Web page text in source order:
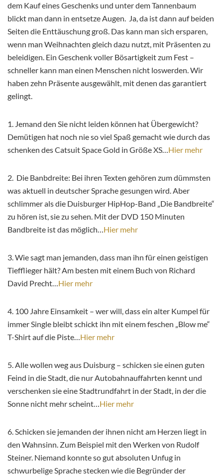
dem Kauf eines Geschenks und unter dem Tannenbaum
blickt man dann in entsetze Augen. Ja, da ist dann auf beiden
Seiten die Enttäuschung groß. Das kann man sich ersparen,
wenn man Weihnachten gleich dazu nutzt, mit Präsenten zu
beleidigen. Ein Geschenk voller Bösartigkeit zum Fest –
schneller kann man einen Menschen nicht loswerden. Wir
haben zehn Präsente ausgewählt, mit denen das garantiert
gelingt.
1. Jemand den Sie nicht leiden können hat Übergewicht?
Demütigen hat noch nie so viel Spaß gemacht wie durch das
schenken des Catsuit Space Gold in Größe XS…Hier mehr
2. Die Banbdreite: Bei ihren Texten gehören zum dümmsten
was aktuell in deutscher Sprache gesungen wird. Aber
schlimmer als die Duisburger HipHop-Band „Die Bandbreite“
zu hören ist, sie zu sehen. Mit der DVD 150 Minuten
Bandbreite ist das möglich…Hier mehr
3. Wie sagt man jemanden, dass man ihn für einen geistigen
Tiefflieger hält? Am besten mit einem Buch von Richard
David Precht…Hier mehr
4. 100 Jahre Einsamkeit – wer will, dass ein alter Kumpel für
immer Single bleibt schickt ihn mit einem feschen „Blow me“
T-Shirt auf die Piste…Hier mehr
5. Alle wollen weg aus Duisburg – schicken sie einen guten
Feind in die Stadt, die nur Autobahnauffahrten kennt und
verschenken sie eine Stadtrundfahrt in der Stadt, in der die
Sonne nicht mehr scheint…Hier mehr
6. Schicken sie jemanden der ihnen nicht am Herzen liegt in
den Wahnsinn. Zum Beispiel mit den Werken von Rudolf
Steiner. Niemand konnte so gut absoluten Unfug in
schwurbelige Sprache stecken wie die Begründer der